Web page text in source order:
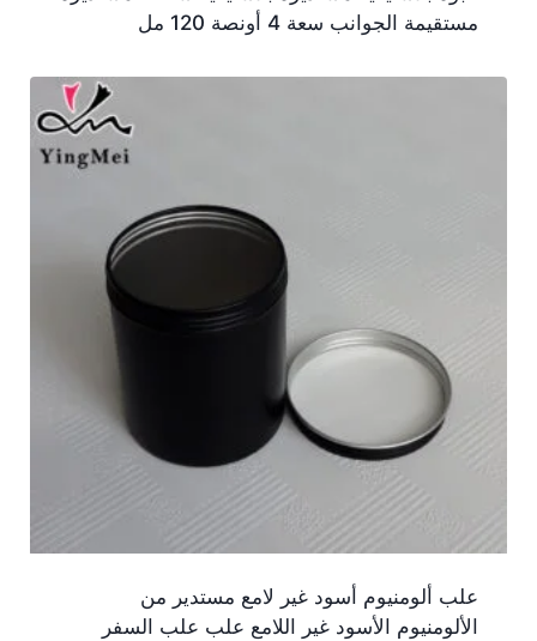
مستقيمة الجوانب سعة 4 أونصة 120 مل
علب ألومنيوم أسود غير لامع مستدير من
الألومنيوم الأسود غير اللامع علب علب السفر